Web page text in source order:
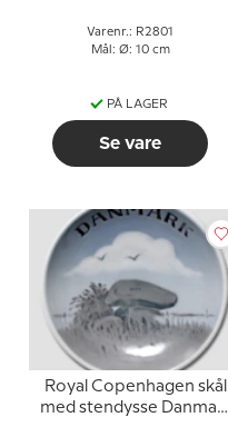
Varenr.: R2801
Mål: Ø: 10 cm
PÅ LAGER
Se vare
Royal Copenhagen skål
med stendysse Danmark